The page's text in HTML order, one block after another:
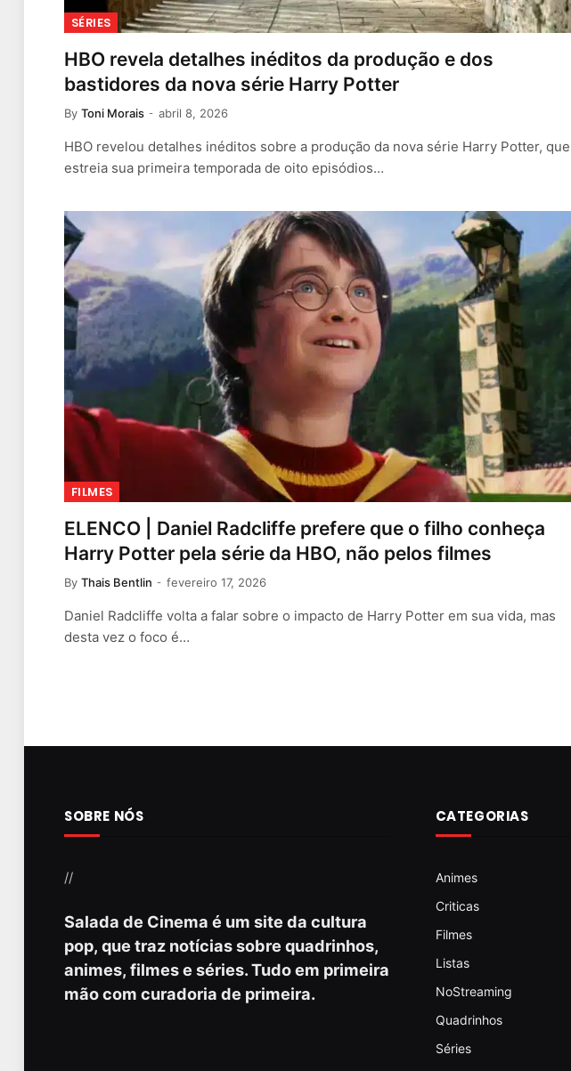
SÉRIES
HBO revela detalhes inéditos da produção e dos
bastidores da nova série Harry Potter
By Toni Morais abril 8, 2026
HBO revelou detalhes inéditos sobre a produção da nova série Harry Potter, que
estreia sua primeira temporada de oito episódios…
FILMES
ELENCO | Daniel Radcliffe prefere que o filho conheça
Harry Potter pela série da HBO, não pelos filmes
By Thais Bentlin fevereiro 17, 2026
Daniel Radcliffe volta a falar sobre o impacto de Harry Potter em sua vida, mas
desta vez o foco é…
SOBRE NÓS
//
Salada de Cinema é um site da cultura
pop, que traz notícias sobre quadrinhos,
animes, filmes e séries. Tudo em primeira
mão com curadoria de primeira.
CATEGORIAS
Animes
Criticas
Filmes
Listas
NoStreaming
Quadrinhos
Séries